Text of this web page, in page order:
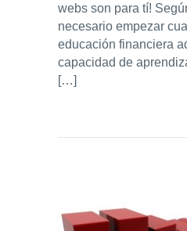
webs son para tí!
necesario empezar
educación financiera
capacidad de
[…]